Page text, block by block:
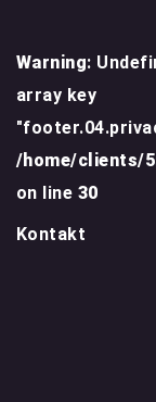
Warning:
array key
/home/clients/
on line 30
Kontakt